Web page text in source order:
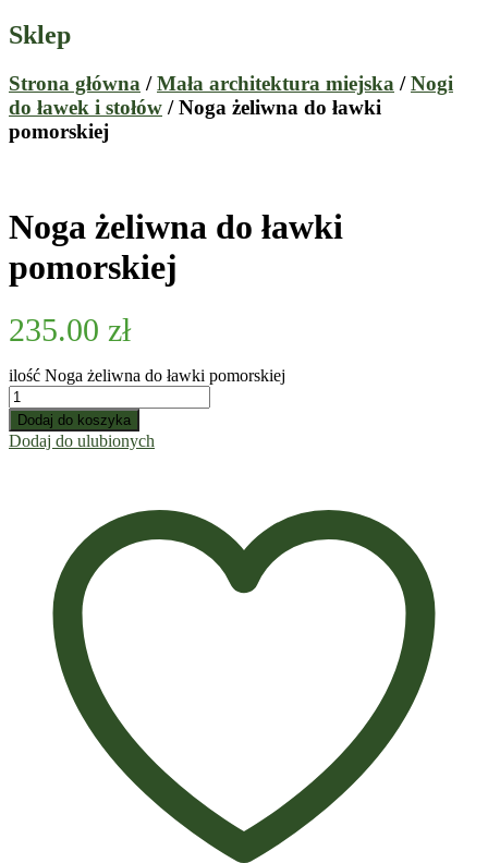
Sklep
Strona główna /Mała architektura miejska /Nogi
do ławek i stołów / Noga żeliwna do ławki
pomorskiej
Noga żeliwna do ławki
pomorskiej
235.00 zł
ilość Noga żeliwna do ławki pomorskiej
Dodaj do koszyka
Dodaj do ulubionych